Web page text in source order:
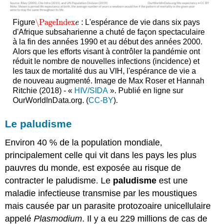
Figure\PageIndexe
\PageIndexe : L'espérance de vie dans six pays
d'Afrique subsaharienne a chuté de façon spectaculaire
à la fin des années 1990 et au début des années 2000.
Alors que les efforts visant à contrôler la pandémie ont
réduit le nombre de nouvelles infections (incidence) et
les taux de mortalité dus au VIH, l'espérance de vie a
de nouveau augmenté. Image de Max Roser et Hannah
Ritchie (2018) - « HIV/SIDA». Publié en ligne sur
OurWorldInData.org. (CC-BY).
Le paludisme
Environ 40 % de la population mondiale,
principalement celle qui vit dans les pays les plus
pauvres du monde, est exposée au risque de
contracter le paludisme. Le paludisme est une
maladie infectieuse transmise par les moustiques
mais causée par un parasite protozoaire unicellulaire
appeléPlasmodium. Il y a eu 229 millions de cas de